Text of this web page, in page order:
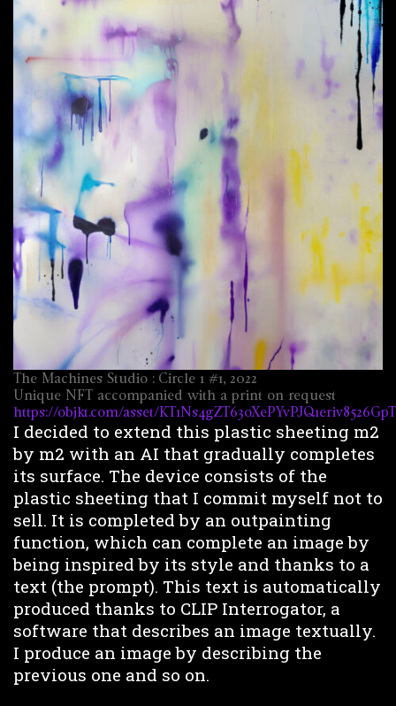
The Machines Studio : Circle 1 #1, 2022
Unique NFT accompanied with a print on request
https://objkt.com/asset/
I decided to extend this plastic sheeting m2
by m2 with an AI that gradually completes
its surface. The device consists of the
plastic sheeting that I commit myself not to
sell. It is completed by an outpainting
function, which can complete an image by
being inspired by its style and thanks to a
text (the prompt). This text is automatically
produced thanks to CLIP Interrogator, a
software that describes an image textually.
I produce an image by describing the
previous one and so on.